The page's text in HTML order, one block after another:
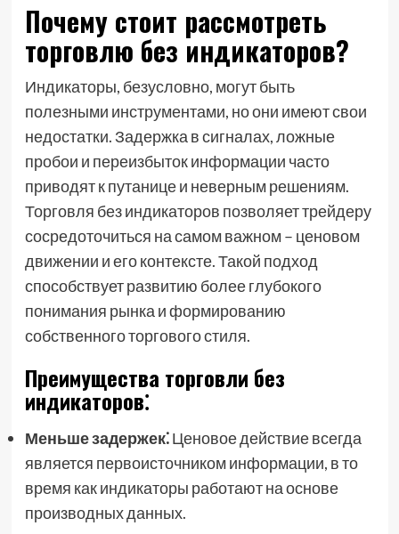
Почему стоит рассмотреть
торговлю без индикаторов?
Индикаторы, безусловно, могут быть
полезными инструментами, но они имеют свои
недостатки. Задержка в сигналах, ложные
пробои и переизбыток информации часто
приводят к путанице и неверным решениям.
Торговля без индикаторов позволяет трейдеру
сосредоточиться на самом важном – ценовом
движении и его контексте. Такой подход
способствует развитию более глубокого
понимания рынка и формированию
собственного торгового стиля.
Преимущества торговли без
индикаторов⁚
Меньше задержек⁚Ценовое действие всегда
является первоисточником информации, в то
время как индикаторы работают на основе
производных данных.